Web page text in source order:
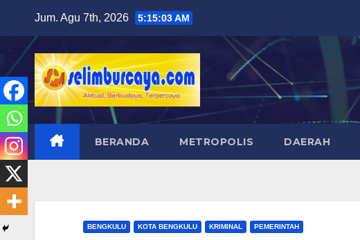
content
Jum. Agu 7th, 2026 5:15:04 AM
BERANDA METROPOLIS DAERAH
BENGKULU KOTA BENGKULU KRIMINAL PEMERINTAH